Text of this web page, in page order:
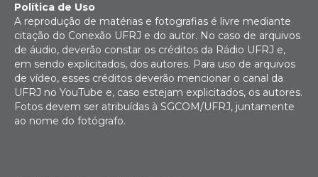
Política de Uso
A reprodução de matérias e fotografias é livre mediante
citação do Conexão UFRJ e do autor. No caso de arquivos
de áudio, deverão constar os créditos da Rádio UFRJ e,
em sendo explicitados, dos autores. Para uso de arquivos
de vídeo, esses créditos deverão mencionar o canal da
UFRJ no YouTube e, caso estejam explicitados, os autores.
Fotos devem ser atribuídas à SGCOM/UFRJ, juntamente
ao nome do fotógrafo.